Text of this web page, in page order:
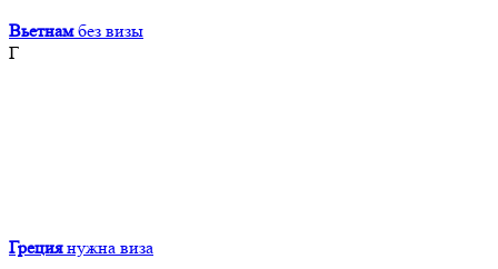
Вьетнам без визы
Г
Греция нужна виза